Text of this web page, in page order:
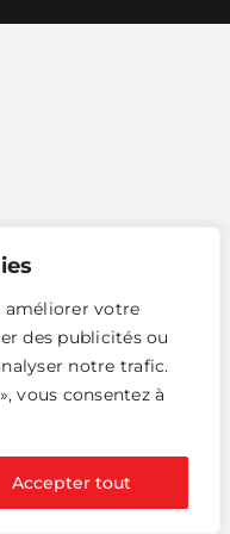
améliorer votre
des publicités ou
notre trafic.
vous consentez à
Accepter tout